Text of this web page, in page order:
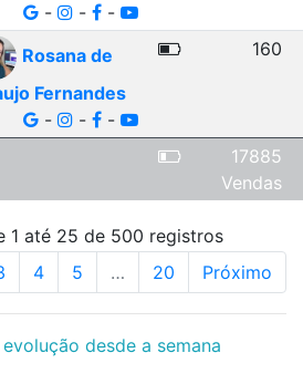
-
- -
Rosana de
Fernandes
-
- -
160
17885
Vendas
1 até 25 de 500 registros
4 5 … 20 Próximo
desde a semana